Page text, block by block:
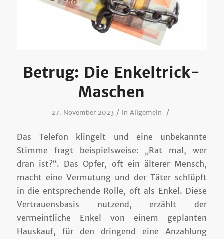
Betrug: Die Enkeltrick-
Maschen
27. November 2023 / inAllgemein /
Das Telefon klingelt und eine unbekannte
Stimme fragt beispielsweise: „Rat mal, wer
dran ist?“. Das Opfer, oft ein älterer Mensch,
macht eine Vermutung und der Täter schlüpft
in die entsprechende Rolle, oft als Enkel. Diese
Vertrauensbasis nutzend, erzählt der
vermeintliche Enkel von einem geplanten
Hauskauf, für den dringend eine Anzahlung